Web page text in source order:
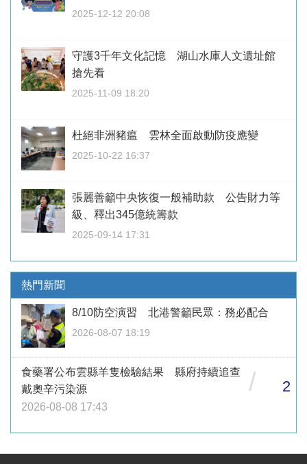
2025-12-12 20:08
守護3千年文化記憶 湖山水庫人文遺址館
搶先看
2025-11-09 18:20
杜絕非洲豬瘟 雲林全面啟動防疫應變
2025-10-22 16:37
張麗善籲中央恢復一般補助款 公告財力等
級、釋出345億統籌款
2025-09-14 17:31
熱門新聞
8/10防空演習 北港警籲民眾：務必配合
2026-08-07 18:19
食藥署公布雲縣羊隻檢驗結果 縣府持續追查
戴奧辛污染源
2026-08-08 17:43
/ 2